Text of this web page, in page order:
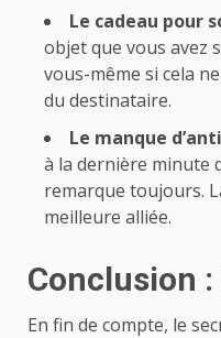
Le cadeau pour
objet que vous avez
vous-même si cela
du destinataire.
Le manque
à la dernière minute
remarque toujours.
meilleure alliée.
Conclusion :
En fin de compte, le